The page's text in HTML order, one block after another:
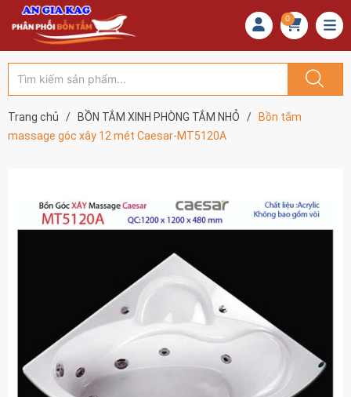
0
Trang chủ / BỒN TẮM XINH PHÒNG TẮM NHỎ /
Bồn tắm
massage góc xây 12 mét Caesar-MT5120A